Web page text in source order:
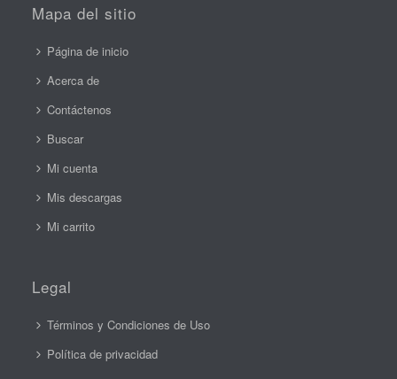
Mapa del sitio
Página de inicio
Acerca de
Contáctenos
Buscar
Mi cuenta
Mis descargas
Mi carrito
Legal
Términos y Condiciones de Uso
Política de privacidad